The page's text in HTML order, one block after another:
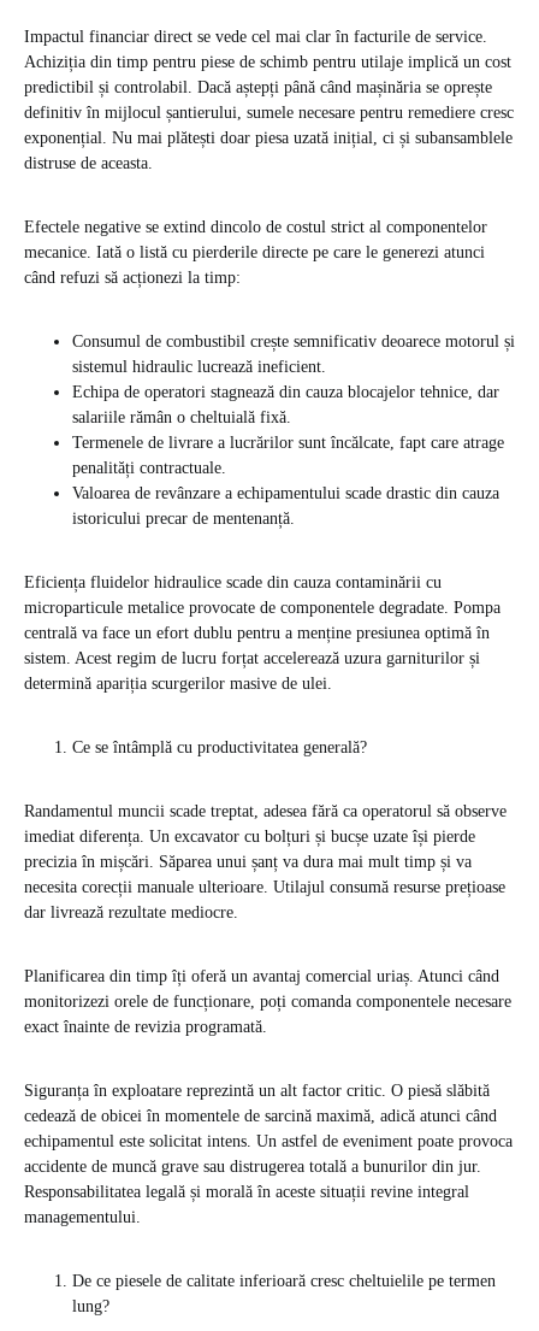
Impactul financiar direct se vede cel mai clar în facturile de service.
Achiziția din timp pentru piese de schimb pentru utilaje implică un cost
predictibil și controlabil. Dacă aștepți până când mașinăria se oprește
definitiv în mijlocul șantierului, sumele necesare pentru remediere cresc
exponențial. Nu mai plătești doar piesa uzată inițial, ci și subansamblele
distruse de aceasta.
Efectele negative se extind dincolo de costul strict al componentelor
mecanice. Iată o listă cu pierderile directe pe care le generezi atunci
când refuzi să acționezi la timp:
Consumul de combustibil crește semnificativ deoarece motorul și
sistemul hidraulic lucrează ineficient.
Echipa de operatori stagnează din cauza blocajelor tehnice, dar
salariile rămân o cheltuială fixă.
Termenele de livrare a lucrărilor sunt încălcate, fapt care atrage
penalități contractuale.
Valoarea de revânzare a echipamentului scade drastic din cauza
istoricului precar de mentenanță.
Eficiența fluidelor hidraulice scade din cauza contaminării cu
microparticule metalice provocate de componentele degradate. Pompa
centrală va face un efort dublu pentru a menține presiunea optimă în
sistem. Acest regim de lucru forțat accelerează uzura garniturilor și
determină apariția scurgerilor masive de ulei.
Ce se întâmplă cu productivitatea generală?
Randamentul muncii scade treptat, adesea fără ca operatorul să observe
imediat diferența. Un excavator cu bolțuri și bucșe uzate își pierde
precizia în mișcări. Săparea unui șanț va dura mai mult timp și va
necesita corecții manuale ulterioare. Utilajul consumă resurse prețioase
dar livrează rezultate mediocre.
Planificarea din timp îți oferă un avantaj comercial uriaș. Atunci când
monitorizezi orele de funcționare, poți comanda componentele necesare
exact înainte de revizia programată.
Siguranța în exploatare reprezintă un alt factor critic. O piesă slăbită
cedează de obicei în momentele de sarcină maximă, adică atunci când
echipamentul este solicitat intens. Un astfel de eveniment poate provoca
accidente de muncă grave sau distrugerea totală a bunurilor din jur.
Responsabilitatea legală și morală în aceste situații revine integral
managementului.
De ce piesele de calitate inferioară cresc cheltuielile pe termen
lung?